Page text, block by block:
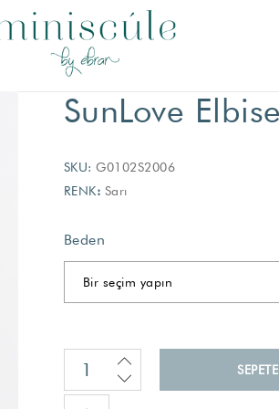
SunLove Elbise
SKU:G0102S2006
RENK: Sarı
Beden